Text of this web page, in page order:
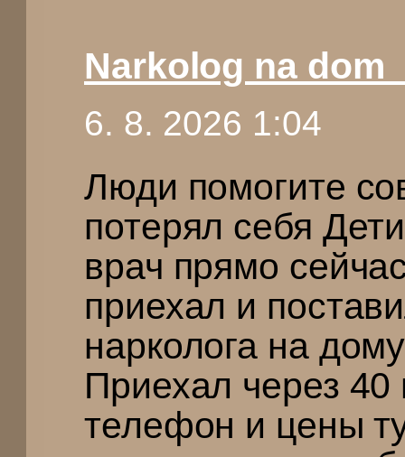
Narkolog na
6. 8. 2026 1:04
Люди помогите
потерял себя
врач прямо
приехал и
нарколога на
Приехал через
телефон и цены